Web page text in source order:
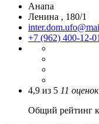
Анапа
Ленина , 180/1
+7 (962) 400-12-01
4,9 из 5 11 оценок
Общий рейтинг